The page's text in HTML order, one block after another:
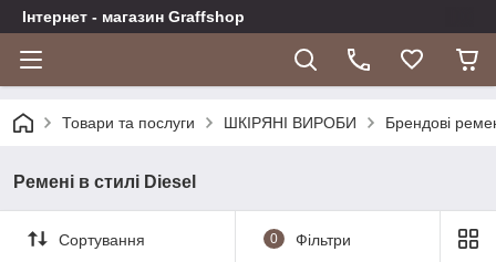
Інтернет - магазин Graffshop
Товари та послуги ШКІРЯНІ ВИРОБИ Брендові
Ремені в стилі Diesel
Сортування 0 Фільтри